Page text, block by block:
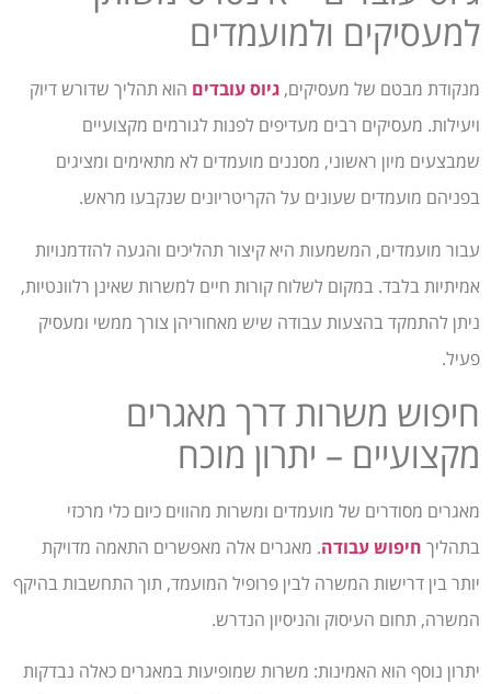
למעסיקים ולמועמדים
מנקודת מבטם של מעסיקים, גיוס עובדים הוא תהליך שדורש דיוק
ויעילות. מעסיקים רבים מעדיפים לפנות לגורמים מקצועיים
שמבצעים מיון ראשוני, מסננים מועמדים לא מתאימים ומציגים
בפניהם מועמדים שעונים על הקריטריונים שנקבעו מראש.
עבור מועמדים, המשמעות היא קיצור תהליכים והגעה להזדמנויות
אמיתיות בלבד. במקום לשלוח קורות חיים למשרות שאינן רלוונטיות,
ניתן להתמקד בהצעות עבודה שיש מאחוריהן צורך ממשי ומעסיק
פעיל.
חיפוש משרות דרך מאגרים
מקצועיים – יתרון מוכח
מאגרים מסודרים של מועמדים ומשרות מהווים כיום כלי מרכזי
בתהליך חיפוש עבודה. מאגרים אלה מאפשרים התאמה מדויקת
יותר בין דרישות המשרה לבין פרופיל המועמד, תוך התחשבות בהיקף
המשרה, תחום העיסוק והניסיון הנדרש.
יתרון נוסף הוא האמינות: משרות שמופיעות במאגרים כאלה נבדקות